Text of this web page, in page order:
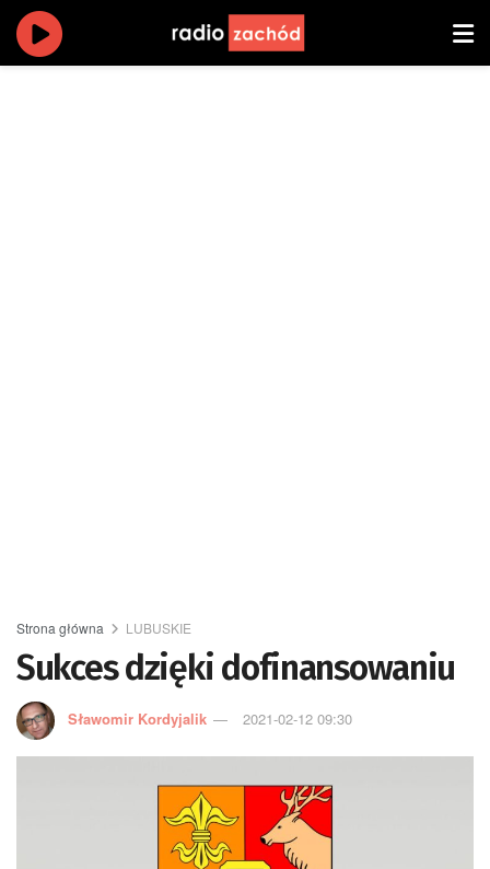
Strona główna LUBUSKIE
Sukces dzięki dofinansowaniu
Sławomir Kordyjalik 2021-02-12 09:30